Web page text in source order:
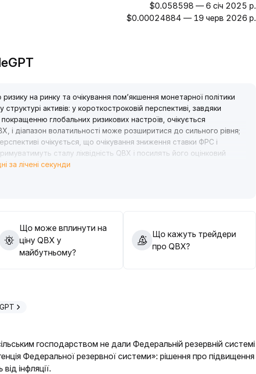
$0.058598 — 6 січ 2025 р.
$0.00024884 — 19 черв 2026 р.
на ринку та очікування пом’якшення монетарної політики
структурі активів: у короткостроковій перспективі, завдяки
глобальних ризикових настроїв, очікується
і діапазон волатильності може розширитися до сильного рівня;
очікується, що очікування зниження ставки ФРС і
сталу ліквідність QBX і посилять його оцінковий
періоді варто звернути увагу на торгові
діапазон рекомендується розміщувати на 5%-10% вище
за лічені секунди
Що може вплинути на
ціну QBX у
майбутньому?
Що кажуть трейдери
про QBX?
господарством не дали Федеральній резервній системі
Федеральної резервної системи»: рішення про підвищення
інфляції.